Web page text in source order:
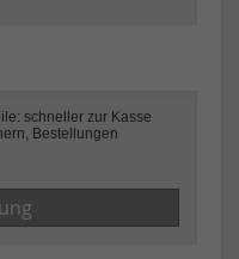
schneller zur Kasse
Bestellungen